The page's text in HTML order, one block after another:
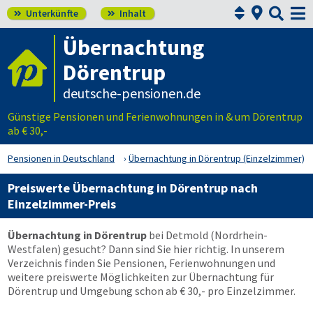
 Unterkünfte  Inhalt  

Übernachtung
Dörentrup
deutsche-pensionen.de
Günstige Pensionen und Ferienwohnungen in & um Dörentrup
ab € 30,-
Pensionen in Deutschland Übernachtung in Dörentrup (Einzelzimmer)
Preiswerte Übernachtung in Dörentrup nach
Einzelzimmer-Preis
Übernachtung in Dörentrup bei Detmold (Nordrhein-
Westfalen) gesucht? Dann sind Sie hier richtig. In unserem
Verzeichnis finden Sie Pensionen, Ferienwohnungen und
weitere preiswerte Möglichkeiten zur Übernachtung für
Dörentrup und Umgebung schon ab € 30,- pro Einzelzimmer.